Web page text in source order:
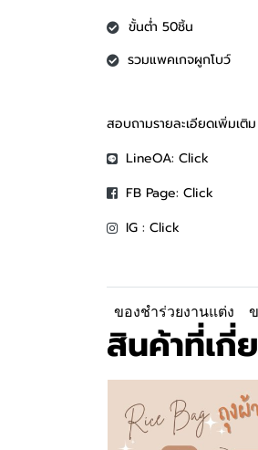
ขั้นต่ำ 50ชิ้น
รวมแพคเกจผูกโบว์
สอบถามรายละเอียดเพิ่มเติม
LineOA: Click
FB Page: Click
IG : Click
ของชำร่วยงานแต่ง
สินค้าที่เกี่